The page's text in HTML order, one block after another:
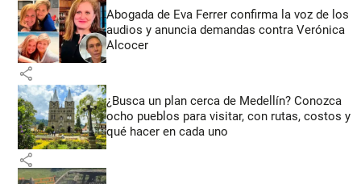
Abogada de Eva Ferrer confirma la voz de los
audios y anuncia demandas contra Verónica
Alcocer
share
¿Busca un plan cerca de Medellín? Conozca
ocho pueblos para visitar, con rutas, costos y
qué hacer en cada uno
share